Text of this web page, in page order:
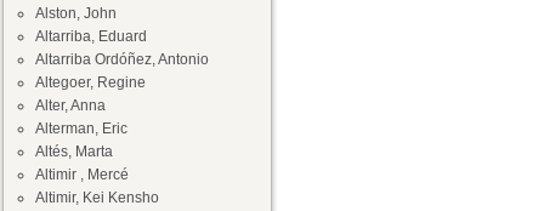
Alston, John
Altarriba, Eduard
Altarriba Ordóñez, Antonio
Altegoer, Regine
Alter, Anna
Alterman, Eric
Altés, Marta
Altimir , Mercé
Altimir, Kei Kensho